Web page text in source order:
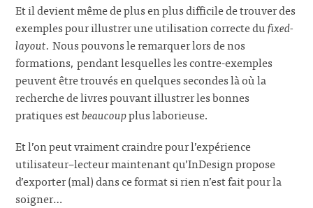
Et il devient même de plus en plus difficile de trouver des
exemples pour illustrer une utilisation correcte dufixed-
layout. Nous pouvons le remarquer lors de nos
formations, pendant lesquelles les contre-exemples
peuvent être trouvés en quelques secondes là où la
recherche de livres pouvant illustrer les bonnes
pratiques estbeaucoupplus laborieuse.
Et l’on peut vraiment craindre pour l’expérience
utilisateur–lecteur maintenant qu’InDesign propose
d’exporter (mal) dans ce format si rien n’est fait pour la
soigner…